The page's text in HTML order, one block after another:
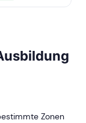
Zonen